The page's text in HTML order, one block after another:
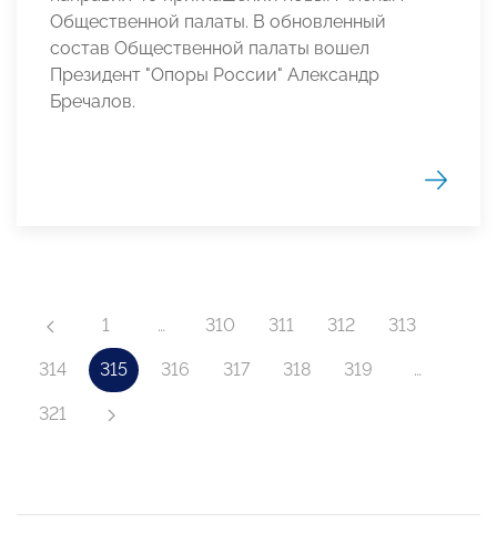
Общественной палаты. В обновленный
состав Общественной палаты вошел
Президент "Опоры России" Александр
Бречалов.
1 … 310 311 312 313
314 315 316 317 318 319 …
321